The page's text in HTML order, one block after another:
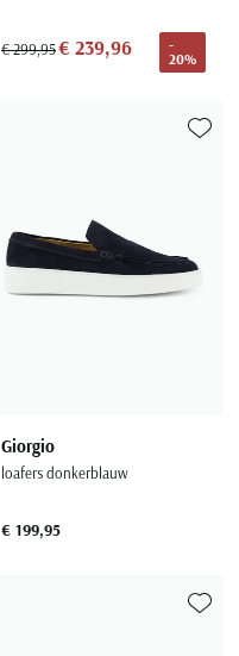
€ 299,95€ 239,96
-
20%
Giorgio
loafers donkerblauw
€ 199,95